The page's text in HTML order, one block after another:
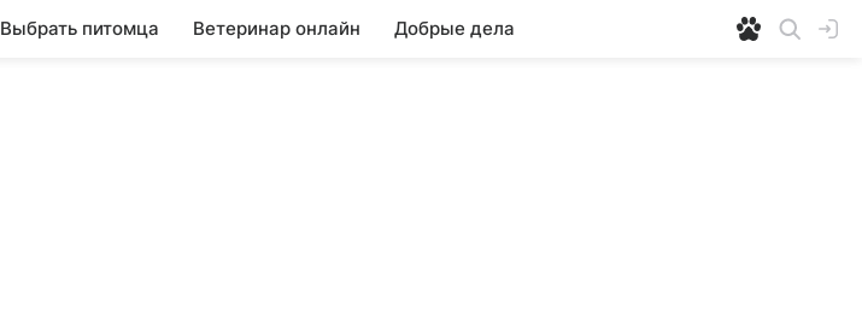
Выбрать питомца Ветеринар онлайн Добрые дела